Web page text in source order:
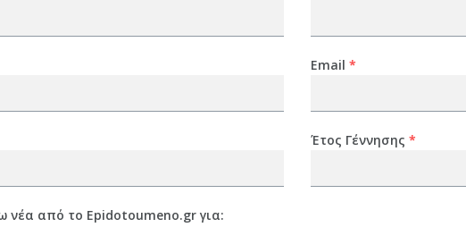
Email *
Έτος Γέννησης *
νέα από το Epidotoumeno.gr για: